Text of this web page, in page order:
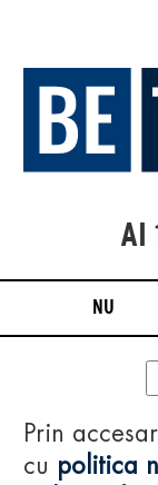
AI
NU
Prin
cu politica